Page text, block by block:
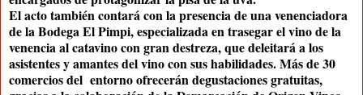
El acto también contará con la presencia de una venenciadora
de la Bodega El Pimpi, especializada en trasegar el vino de la
venencia al catavino con gran destreza, que deleitará a los
asistentes y amantes del vino con sus habilidades. Más de 30
comercios del entorno ofrecerán degustaciones gratuitas,